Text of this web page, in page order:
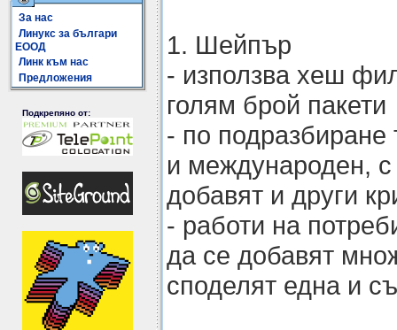
За нас
Линукс за българи
ЕООД
Линк към нас
Предложения
Подкрепяно от:
1. Шейпър
- използва хеш
голям брой пакети
- по
и международен, с
добавят и други
- работи на
да се добавят
споделят една и